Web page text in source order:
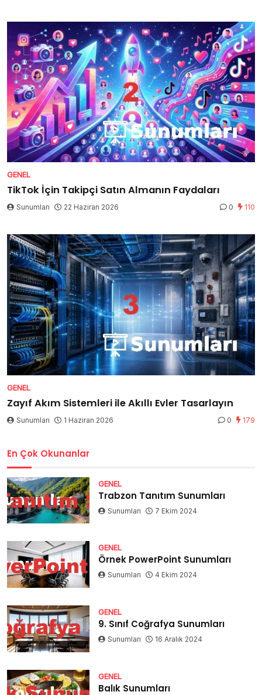
GENEL
TikTok İçin Takipçi Satın Almanın Faydaları
Sunumları 22 Haziran 2026 0 110
GENEL
Zayıf Akım Sistemleri ile Akıllı Evler Tasarlayın
Sunumları 1 Haziran 2026 0 179
En Çok Okunanlar
GENEL
Trabzon Tanıtım Sunumları
Sunumları 7 Ekim 2024
GENEL
Örnek PowerPoint Sunumları
Sunumları 4 Ekim 2024
GENEL
9. Sınıf Coğrafya Sunumları
Sunumları 16 Aralık 2024
GENEL
Balık Sunumları